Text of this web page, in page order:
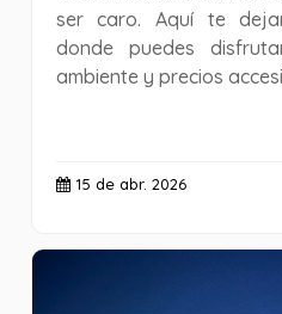
ser caro. Aquí te
donde puedes
ambiente y precios
15 de abr. 2026